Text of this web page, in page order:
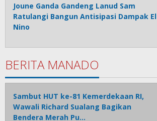
Joune Ganda Gandeng Lanud Sam
Ratulangi Bangun Antisipasi Dampak El
Nino
BERITA MANADO
Sambut HUT ke-81 Kemerdekaan RI,
Wawali Richard Sualang Bagikan
Bendera Merah Pu…